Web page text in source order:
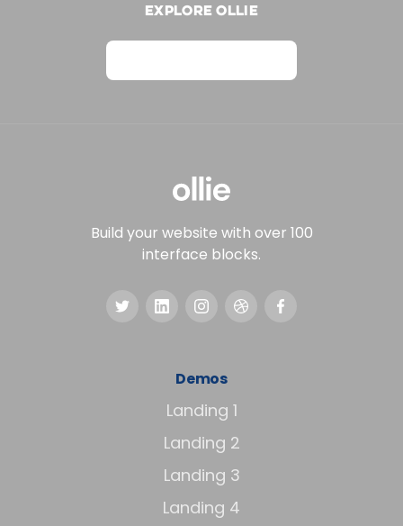
Explore Ollie
Build your website with over 100
interface blocks.
Demos
Landing 1
Landing 2
Landing 3
Landing 4